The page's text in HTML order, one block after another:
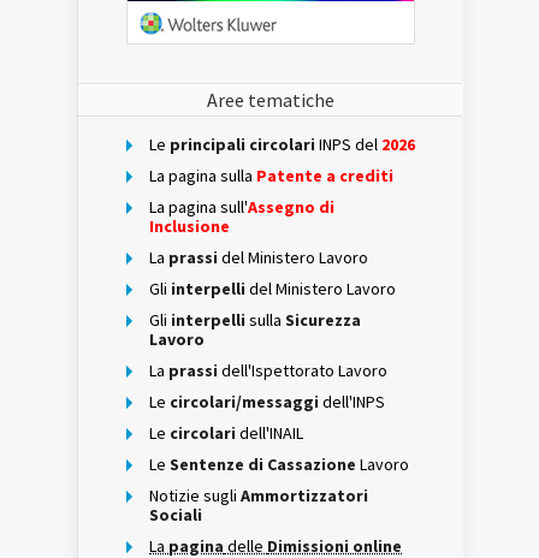
Aree tematiche
Le principali circolari INPS del 2026
La pagina sulla Patente a crediti
La pagina sull'Assegno di
Inclusione
La prassi del Ministero Lavoro
Gli interpelli del Ministero Lavoro
Gli interpelli sulla Sicurezza
Lavoro
La prassi dell'Ispettorato Lavoro
Le circolari/messaggi dell'INPS
Le circolari dell'INAIL
Le Sentenze di Cassazione Lavoro
Notizie sugli Ammortizzatori
Sociali
La pagina delle Dimissioni online